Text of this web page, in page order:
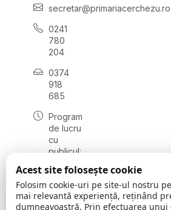
secretar@primariacerchezu.ro
0241
780
204
0374
918
685
Program
de lucru
cu
publicul:
08:00 -
16:30
, vineri:
Acest site folosește cookie
Folosim cookie-uri pe site-ul nostru
mai relevantă experiență, reținând
dumneavoastră. Prin efectuarea